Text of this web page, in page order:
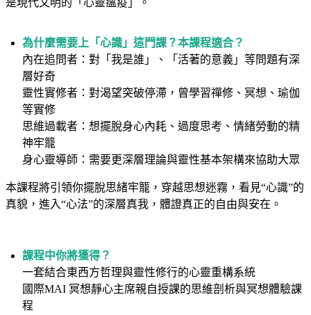
為什麼需要上「心識」這門課？本課程適合？
內在追問者：對「我是誰」、「活著的意義」等問題有深
層好奇
靈性實修者：對渴望突破停滯，曾學習禪修、冥想、瑜伽
等實修
思維過載者：想擺脫身心內耗、過度思考、情緒勞動的精
神牢籠
身心靈導師：需要更深層理論與靈性基本架構來協助大眾
本課程將引領你擺脫思緒牢籠，穿越思想迷霧，看見“心識”的
真貌，進入“心法”的深層真我，體證真正的自由與安在。
課程中你將獲得？
一套結合東西方哲理與靈性修行的心靈重構系統
國際MAI 冥想靜心主席親自授課的思維剖析與冥想體驗課
程